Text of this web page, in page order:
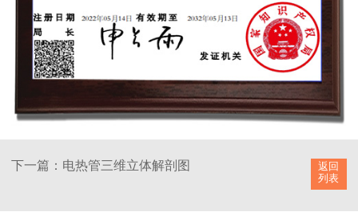
返回
列表
下一篇：电热管三维立体解剖图